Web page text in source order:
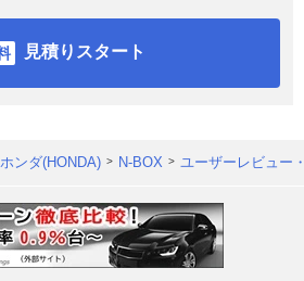
見積りスタート
ホンダ(HONDA) N-BOX ユーザーレビュー